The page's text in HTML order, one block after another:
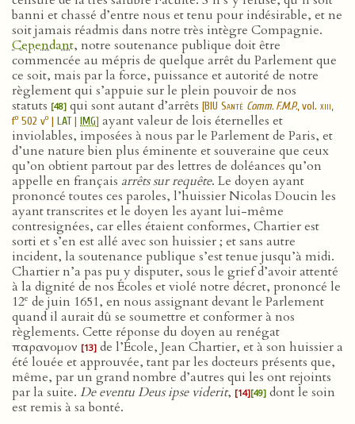
banni et chassé d’entre nous et tenu pour indésirable, et ne
soit jamais réadmis dans notre très intègre Compagnie.
Cependant, notre soutenance publique doit être
commencée au mépris de quelque arrêt du Parlement que
ce soit, mais par la force, puissance et autorité de notre
règlement qui s’appuie sur le plein pouvoir de nos
statuts [48] qui sont autant d’arrêts [BIU Santé Comm. F.M.P., vol. xiii,
fo 502 vo | LAT| IMG] ayant valeur de lois éternelles et
inviolables, imposées à nous par le Parlement de Paris, et
d’une nature bien plus éminente et souveraine que ceux
qu’on obtient partout par des lettres de doléances qu’on
appelle en français arrêts sur requête. Le doyen ayant
prononcé toutes ces paroles, l’huissier Nicolas Doucin les
ayant transcrites et le doyen les ayant lui-même
contresignées, car elles étaient conformes, Chartier est
sorti et s’en est allé avec son huissier ; et sans autre
incident, la soutenance publique s’est tenue jusqu’à midi.
Chartier n’a pas pu y disputer, sous le grief d’avoir attenté
à la dignité de nos Écoles et violé notre décret, prononcé le
12e de juin 1651, en nous assignant devant le Parlement
quand il aurait dû se soumettre et conformer à nos
règlements. Cette réponse du doyen au renégat
παρανομον [13] de l’École, Jean Chartier, et à son huissier a
été louée et approuvée, tant par les docteurs présents que,
même, par un grand nombre d’autres qui les ont rejoints
par la suite. De eventu Deus ipse viderit, [14][49] dont le soin
est remis à sa bonté.